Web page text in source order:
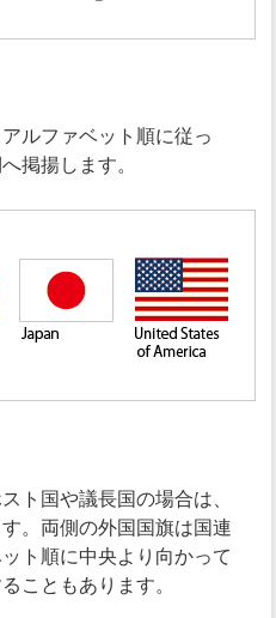
ルファベット順に従っ
掲揚します。
ト国や議長国の場合は、
。両側の外国国旗は国連
ト順に中央より向かって
こともあります。